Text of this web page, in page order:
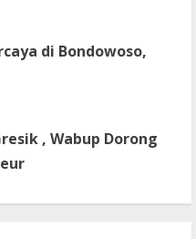
di Bondowoso,
, Wabup Dorong